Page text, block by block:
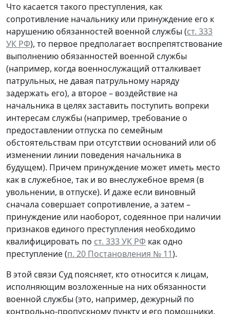
Что касается такого преступления, как
сопротивление начальнику или принуждение его к
нарушению обязанностей военной службы (ст. 333
УК РФ), то первое предполагает воспрепятствование
выполнению обязанностей военной службы
(например, когда военнослужащий отталкивает
патрульных, не давая патрульному наряду
задержать его), а второе – воздействие на
начальника в целях заставить поступить вопреки
интересам службы (например, требование о
предоставлении отпуска по семейным
обстоятельствам при отсутствии оснований или об
изменении линии поведения начальника в
будущем). Причем принуждение может иметь место
как в служебное, так и во внеслужебное время (в
увольнении, в отпуске). И даже если виновный
сначала совершает сопротивление, а затем –
принуждение или наоборот, содеянное при наличии
признаков единого преступления необходимо
квалифицировать по ст. 333 УК РФ как одно
преступление (п. 20 Постановления № 11).
В этой связи Суд поясняет, кто относится к лицам,
исполняющим возложенные на них обязанности
военной службы (это, например, дежурный по
контрольно-пропускному пункту и его помощники,